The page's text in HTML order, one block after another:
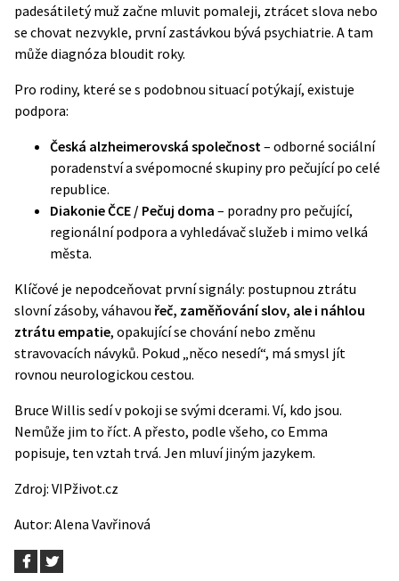
padesátiletý muž začne mluvit pomaleji, ztrácet slova nebo
se chovat nezvykle, první zastávkou bývá psychiatrie. A tam
může diagnóza bloudit roky.
Pro rodiny, které se s podobnou situací potýkají, existuje
podpora:
Česká alzheimerovská společnost– odborné sociální
poradenství a svépomocné skupiny pro pečující po celé
republice.
Diakonie ČCE / Pečuj doma – poradny pro pečující,
regionální podpora a vyhledávač služeb i mimo velká
města.
Klíčové je nepodceňovat první signály: postupnou ztrátu
slovní zásoby, váhavou řeč, zaměňování slov, ale i náhlou
ztrátu empatie, opakující se chování nebo změnu
stravovacích návyků. Pokud „něco nesedí“, má smysl jít
rovnou neurologickou cestou.
Bruce Willis sedí v pokoji se svými dcerami. Ví, kdo jsou.
Nemůže jim to říct. A přesto, podle všeho, co Emma
popisuje, ten vztah trvá. Jen mluví jiným jazykem.
Zdroj: VIPživot.cz
Autor: Alena Vavřinová